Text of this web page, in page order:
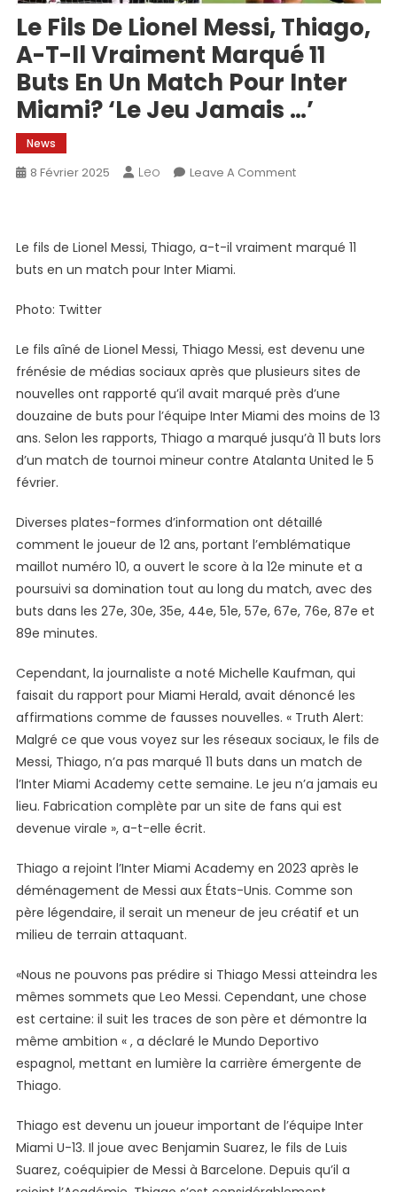
Le Fils De Lionel Messi, Thiago,
A-T-Il Vraiment Marqué 11
Buts En Un Match Pour Inter
Miami? ‘Le Jeu Jamais …’
News
8 Février 2025 Leo Leave A CommentOn
Lionel
Il
Vraiment
Marqué
11
Buts
En
Pour
Inter
Miami?
‘Le
Jeu
Jamais
Le fils de Lionel Messi, Thiago, a-t-il vraiment marqué 11
buts en un match pour Inter Miami.
Photo: Twitter
Le fils aîné de Lionel Messi, Thiago Messi, est devenu une
frénésie de médias sociaux après que plusieurs sites de
nouvelles ont rapporté qu’il avait marqué près d’une
douzaine de buts pour l’équipe Inter Miami des moins de 13
ans. Selon les rapports, Thiago a marqué jusqu’à 11 buts lors
d’un match de tournoi mineur contre Atalanta United le 5
février.
Diverses plates-formes d’information ont détaillé
comment le joueur de 12 ans, portant l’emblématique
maillot numéro 10, a ouvert le score à la 12e minute et a
poursuivi sa domination tout au long du match, avec des
buts dans les 27e, 30e, 35e, 44e, 51e, 57e, 67e, 76e, 87e et
89e minutes.
Cependant, la journaliste a noté Michelle Kaufman, qui
faisait du rapport pour Miami Herald, avait dénoncé les
affirmations comme de fausses nouvelles. « Truth Alert:
Malgré ce que vous voyez sur les réseaux sociaux, le fils de
Messi, Thiago, n’a pas marqué 11 buts dans un match de
l’Inter Miami Academy cette semaine. Le jeu n’a jamais eu
lieu. Fabrication complète par un site de fans qui est
devenue virale », a-t-elle écrit.
Thiago a rejoint l’Inter Miami Academy en 2023 après le
déménagement de Messi aux États-Unis. Comme son
père légendaire, il serait un meneur de jeu créatif et un
milieu de terrain attaquant.
«Nous ne pouvons pas prédire si Thiago Messi atteindra les
mêmes sommets que Leo Messi. Cependant, une chose
est certaine: il suit les traces de son père et démontre la
même ambition « , a déclaré le Mundo Deportivo
espagnol, mettant en lumière la carrière émergente de
Thiago.
Thiago est devenu un joueur important de l’équipe Inter
Miami U-13. Il joue avec Benjamin Suarez, le fils de Luis
Suarez, coéquipier de Messi à Barcelone. Depuis qu’il a